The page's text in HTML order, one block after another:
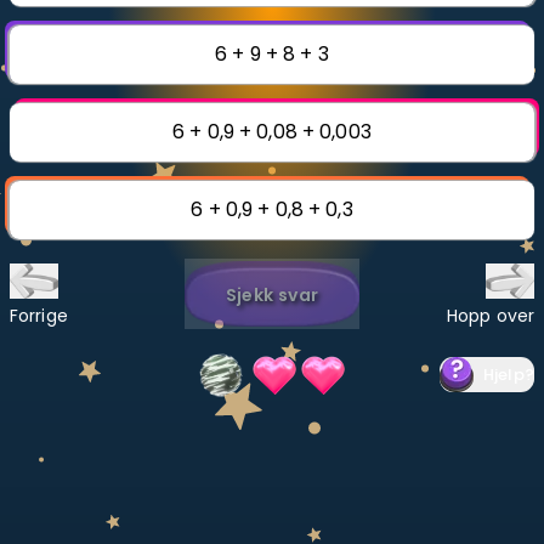
Bestill privatundervisning
Inviter en venn
Velg læreplan
6 + 9 + 8 + 3
6 + 0,9 + 0,08 + 0,003
6 + 0,9 + 0,8 + 0,3
Forrige
Sjekk svar
Hopp over
?